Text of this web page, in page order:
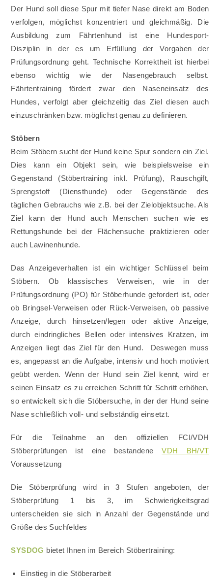
Der Hund soll diese Spur mit tiefer Nase direkt am Boden
verfolgen, möglichst konzentriert und gleichmäßig. Die
Ausbildung zum Fährtenhund ist eine Hundesport-
Disziplin in der es um Erfüllung der Vorgaben der
Prüfungsordnung geht. Technische Korrektheit ist hierbei
ebenso wichtig wie der Nasengebrauch selbst.
Fährtentraining fördert zwar den Naseneinsatz des
Hundes, verfolgt aber gleichzeitig das Ziel diesen auch
einzuschränken bzw. möglichst genau zu definieren.
Stöbern
Beim Stöbern sucht der Hund keine Spur sondern ein Ziel.
Dies kann ein Objekt sein, wie beispielsweise ein
Gegenstand (Stöbertraining inkl. Prüfung), Rauschgift,
Sprengstoff (Diensthunde) oder Gegenstände des
täglichen Gebrauchs wie z.B. bei der Zielobjektsuche. Als
Ziel kann der Hund auch Menschen suchen wie es
Rettungshunde bei der Flächensuche praktizieren oder
auch Lawinenhunde.
Das Anzeigeverhalten ist ein wichtiger Schlüssel beim
Stöbern. Ob klassisches Verweisen, wie in der
Prüfungsordnung (PO) für Stöberhunde gefordert ist, oder
ob Bringsel-Verweisen oder Rück-Verweisen, ob passive
Anzeige, durch hinsetzen/legen oder aktive Anzeige,
durch eindringliches Bellen oder intensives Kratzen, im
Anzeigen liegt das Ziel für den Hund. Deswegen muss
es, angepasst an die Aufgabe, intensiv und hoch motiviert
geübt werden. Wenn der Hund sein Ziel kennt, wird er
seinen Einsatz es zu erreichen Schritt für Schritt erhöhen,
so entwickelt sich die Stöbersuche, in der der Hund seine
Nase schließlich voll- und selbständig einsetzt.
Für die Teilnahme an den offiziellen FCI/VDH
Stöberprüfungen ist eine bestandeneVDH BH/VT
Voraussetzung
Die Stöberprüfung wird in 3 Stufen angeboten, der
Stöberprüfung 1 bis 3, im Schwierigkeitsgrad
unterscheiden sie sich in Anzahl der Gegenstände und
Größe des Suchfeldes
SYSDOG bietet Ihnen im Bereich Stöbertraining:
Einstieg in die Stöberarbeit